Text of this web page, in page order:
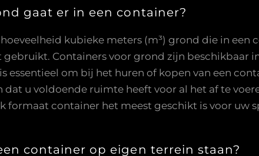
gaat er in een container?
kubieke meters (m³) grond die in
Containers voor grond zijn beschikbaar in
essentieel om bij het huren of kopen van een
dat u voldoende ruimte heeft voor al het af te
formaat container het meest geschikt is voor
container op eigen terrein staan?